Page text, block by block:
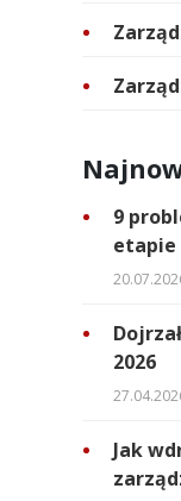
9
etapie
2026
Jak